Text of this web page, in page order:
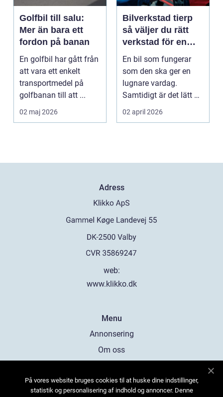
Golfbil till salu:
Mer än bara ett
fordon på banan
En golfbil har gått från
att vara ett enkelt
transportmedel på
golfbanan till att ...
02 maj 2026
Bilverkstad tierp
så väljer du rätt
verkstad för en
tryggare bilvardag
En bil som fungerar
som den ska ger en
lugnare vardag.
Samtidigt är det lätt att
skjuta upp service ...
02 april 2026
Adress
web:
www.klikko.dk
Menu
Annonsering
Om oss
Kontakta oss
På vores website bruges cookies til at huske dine indstillinger,
statistik og personalisering af indhold og annoncer. Denne